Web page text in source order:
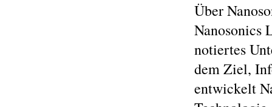
Über
Nanosonics
notiertes
dem Ziel,
entwickelt